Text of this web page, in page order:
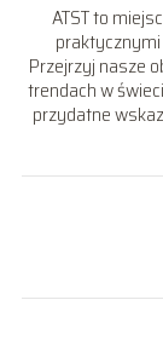
ATST to
Przejrzyj nasze
trendach w
przydatne